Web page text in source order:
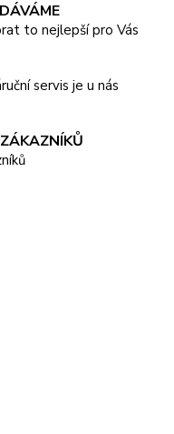
to nejlepší pro Vás
servis je u nás